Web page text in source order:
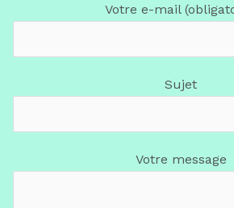
Votre e-mail
Sujet
Votre message